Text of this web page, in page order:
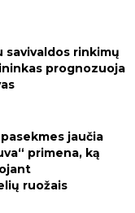
savivaldos rinkimų
prognozuoja
jaučia
primena, ką
ruožais